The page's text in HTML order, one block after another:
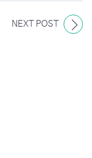
NEXT POST